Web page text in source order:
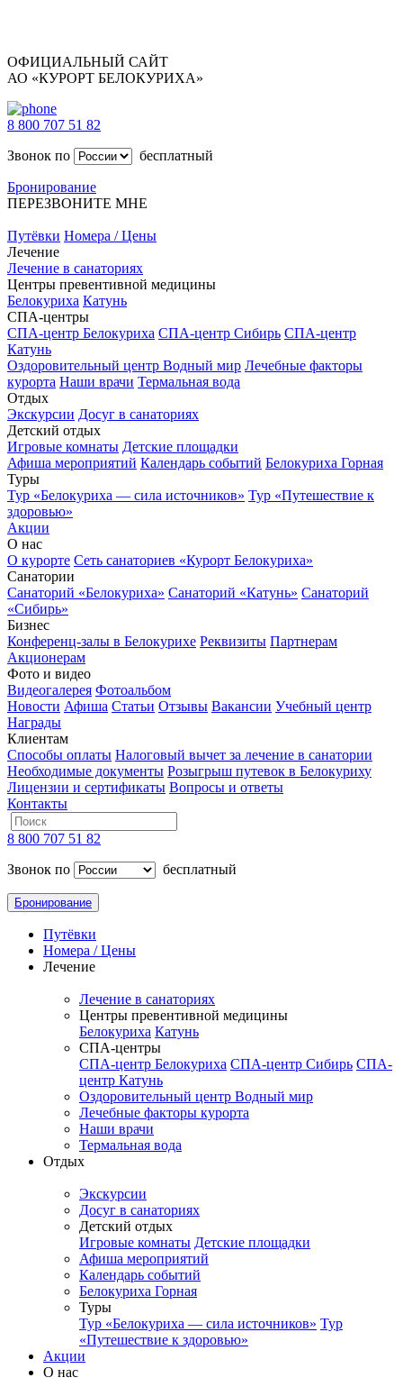
ОФИЦИАЛЬНЫЙ САЙТ
АО «КУРОРТ БЕЛОКУРИХА»
8 800 707 51 82
Звонок по
бесплатный
Бронирование
ПЕРЕЗВОНИТЕ МНЕ
Путёвки Номера / Цены
Лечение
Лечение в санаториях
Центры превентивной медицины
Белокуриха Катунь
СПА-центры
СПА-центр Белокуриха СПА-центр Сибирь СПА-центр
Катунь
Оздоровительный центр Водный мир Лечебные факторы
курорта Наши врачи Термальная вода
Отдых
Экскурсии Досуг в санаториях
Детский отдых
Игровые комнаты Детские площадки
Афиша мероприятий Календарь событий Белокуриха Горная
Туры
Тур «Белокуриха — сила источников» Тур «Путешествие к
здоровью»
Акции
О нас
О курорте Сеть санаториев «Курорт Белокуриха»
Санатории
Санаторий «Белокуриха» Санаторий «Катунь» Санаторий
«Сибирь»
Бизнес
Конференц-залы в Белокурихе Реквизиты Партнерам
Акционерам
Фото и видео
Видеогалерея Фотоальбом
Новости Афиша Статьи Отзывы Вакансии Учебный центр
Награды
Клиентам
Способы оплаты Налоговый вычет за лечение в санатории
Необходимые документы Розыгрыш путевок в Белокуриху
Лицензии и сертификаты Вопросы и ответы
Контакты
8 800 707 51 82
Звонок по
бесплатный
Бронирование
Путёвки
Номера / Цены
Лечение
Лечение в санаториях
Центры превентивной медицины
Белокуриха Катунь
СПА-центры
СПА-центр Белокуриха СПА-центр Сибирь СПА-
центр Катунь
Оздоровительный центр Водный мир
Лечебные факторы курорта
Наши врачи
Термальная вода
Отдых
Экскурсии
Досуг в санаториях
Детский отдых
Игровые комнаты Детские площадки
Афиша мероприятий
Календарь событий
Белокуриха Горная
Туры
Тур «Белокуриха — сила источников» Тур
«Путешествие к здоровью»
Акции
О нас